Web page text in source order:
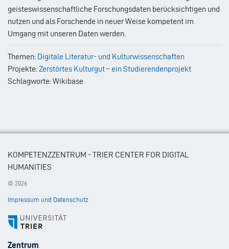
geisteswissenschaftliche Forschungsdaten berücksichtigen und
nutzen und als Forschende in neuer Weise kompetent im
Umgang mit unseren Daten werden.
Themen: Digitale Literatur- und Kulturwissenschaften
Projekte:Zerstörtes Kulturgut – ein Studierendenprojekt
Schlagworte: Wikibase
KOMPETENZZENTRUM - TRIER CENTER FOR DIGITAL
HUMANITIES
© 2026
Impressum und Datenschutz
Footer
Zentrum